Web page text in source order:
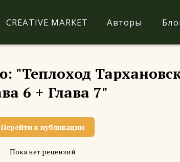
CREATIVE MARKET Авторы
"Теплоход
6 + Глава 7"
Перейти к публикации
Пока нет рецензий